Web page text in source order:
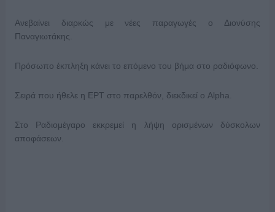
Ανεβαίνει διαρκώς με νέες παραγωγές ο Διονύσης
Παναγιωτάκης.
Πρόσωπο έκπληξη κάνει το επόμενο του βήμα στο ραδιόφωνο.
Σειρά που ήθελε η ΕΡΤ στο παρελθόν, διεκδικεί ο Alpha.
Στο Ραδιομέγαρο εκκρεμεί η λήψη ορισμένων δύσκολων
αποφάσεων.